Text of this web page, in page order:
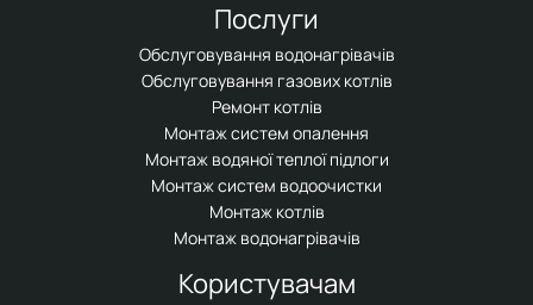
Послуги
Обслуговування водонагрівачів
Обслуговування газових котлів
Ремонт котлів
Монтаж систем опалення
Монтаж водяної теплої підлоги
Монтаж систем водоочистки
Монтаж котлів
Монтаж водонагрівачів
Користувачам